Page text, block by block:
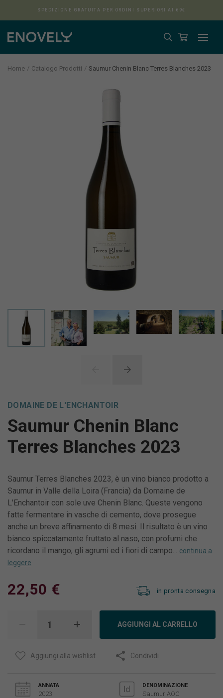
Aura
SPEDIZIONE GRATUITA PER ORDINI SUPERIORI AI 69€
Home Catalogo Prodotti Saumur Chenin Blanc Terres Blanches 2023
DOMAINE DE L'ENCHANTOIR
Saumur Chenin Blanc
Terres Blanches 2023
Saumur Terres Blanches 2023, è un vino bianco prodotto a
Saumur in Valle della Loira (Francia) da Domaine de
L'Enchantoir con sole uve Chenin Blanc. Queste vengono
fatte fermentare in vasche di cemento, dove prosegue
anche un breve affinamento di 8 mesi. Il risultato è un vino
bianco spiccatamente fruttato al naso, con profumi che
ricordano il mango, gli agrumi ed i fiori di campo...
continua a
leggere
22,50 € in pronta consegna
AGGIUNGI AL CARRELLO
Aggiungi alla wishlist Condividi
ANNATA
2023
DENOMINAZIONE
Saumur AOC